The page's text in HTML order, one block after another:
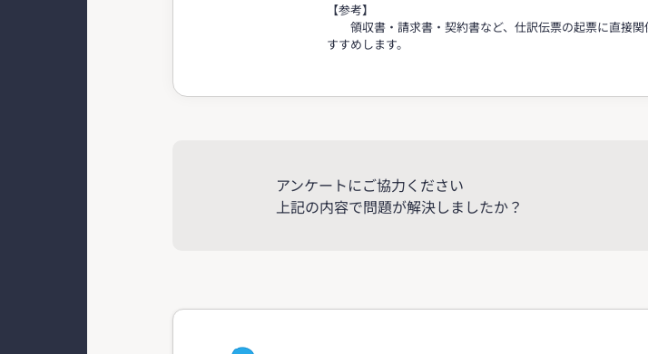
【参考】
領収書・請求書・契約書など、仕訳伝票の起票に直接関
すすめします。
アンケートにご協力ください
上記の内容で問題が解決しましたか？